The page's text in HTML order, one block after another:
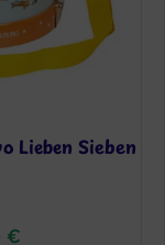
Lieben Sieben
€